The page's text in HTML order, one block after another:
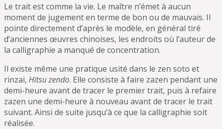
Le trait est comme la vie. Le maître n’émet à aucun
moment de jugement en terme de bon ou de mauvais. Il
pointe directement d’après le modèle, en général tiré
d’anciennes œuvres chinoises, les endroits où l’auteur de
la calligraphie a manqué de concentration.
Il existe même une pratique usité dans le zen soto et
rinzai, Hitsu zendo. Elle consiste à faire zazen pendant une
demi-heure avant de tracer le premier trait, puis à refaire
zazen une demi-heure à nouveau avant de tracer le trait
suivant. Ainsi de suite jusqu’à ce que la calligraphie soit
réalisée.